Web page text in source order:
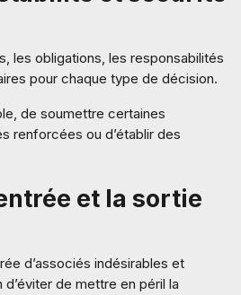
les obligations, les responsabilités
pour chaque type de décision.
de soumettre certaines
renforcées ou d’établir des
et la sortie
d’associés indésirables et
de mettre en péril la